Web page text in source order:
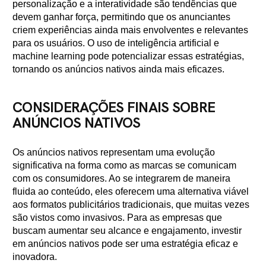
personalização e a interatividade são tendências que
devem ganhar força, permitindo que os anunciantes
criem experiências ainda mais envolventes e relevantes
para os usuários. O uso de inteligência artificial e
machine learning pode potencializar essas estratégias,
tornando os anúncios nativos ainda mais eficazes.
CONSIDERAÇÕES FINAIS SOBRE
ANÚNCIOS NATIVOS
Os anúncios nativos representam uma evolução
significativa na forma como as marcas se comunicam
com os consumidores. Ao se integrarem de maneira
fluida ao conteúdo, eles oferecem uma alternativa viável
aos formatos publicitários tradicionais, que muitas vezes
são vistos como invasivos. Para as empresas que
buscam aumentar seu alcance e engajamento, investir
em anúncios nativos pode ser uma estratégia eficaz e
inovadora.